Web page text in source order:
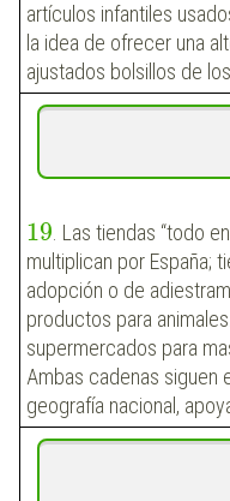
artículos infantiles
la idea de ofrecer una
ajustados bolsillos de
19 . Las tiendas “todo
multiplican por España;
adopción o de
productos para
supermercados para
Ambas cadenas siguen
geografía nacional,